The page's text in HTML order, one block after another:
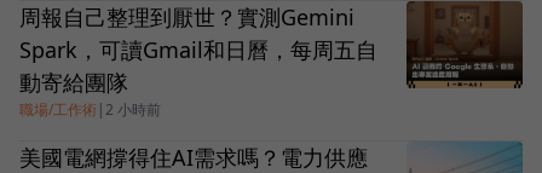
周報自己整理到厭世？實測Gemini
Spark，可讀Gmail和日曆，每周五自
動寄給團隊
職場/工作術 |2 小時前
美國電網撐得住AI需求嗎？電力供應